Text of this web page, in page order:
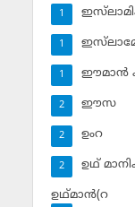
1
1
ഈമാന്‍
1
ഈസ
2
ഉംറ
2
ഉഥ്
2
ഉഥ്മാന്‍(റ